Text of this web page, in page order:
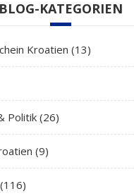
BLOG-KATEGORIEN
Kroatien (13)
Politik(26)
(9)
(116)